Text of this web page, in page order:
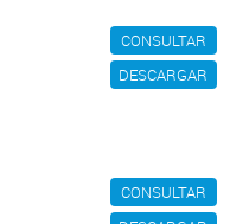
CONSULTAR
DESCARGAR
CONSULTAR